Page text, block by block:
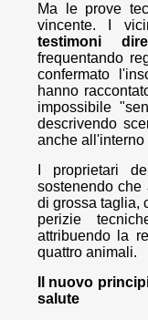
Ma le prove
vincente. I
testimoni
frequentando
confermato
hanno
impossibile
descrivendo
anche all'interno
I proprietari
sostenendo
di grossa taglia,
perizie
attribuendo la
quattro animali.
Il nuovo
salute